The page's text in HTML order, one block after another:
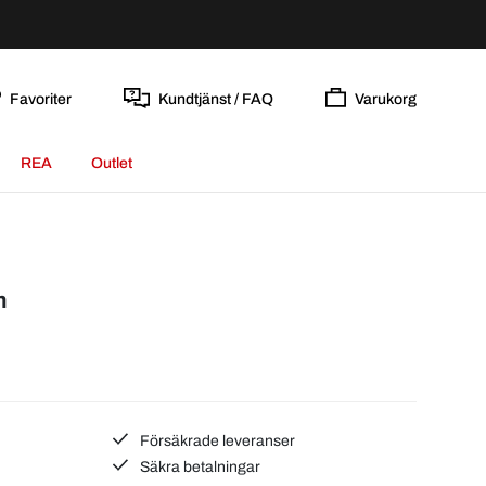
Favoriter Kundtjänst / FAQ Varukorg
REA Outlet
Försäkrade leveranser
Säkra betalningar